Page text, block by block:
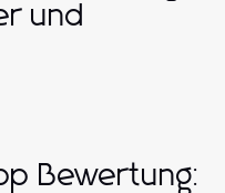
und
Bewertung: